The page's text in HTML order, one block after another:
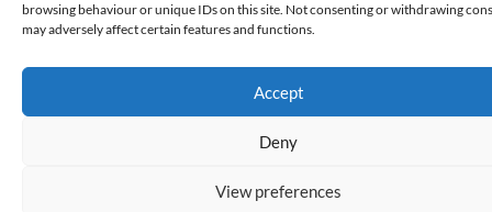
browsing behaviour or unique IDs on this site. Not consenting or withdrawing
may adversely affect certain features and functions.
Accept
Deny
View preferences